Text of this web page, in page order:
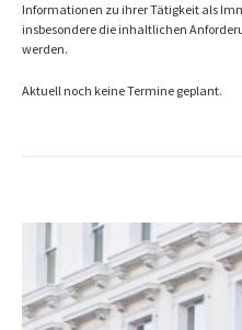
Informationen zu ihrer Tätigkeit als
insbesondere die inhaltlichen
werden.
Aktuell noch keine Termine geplant.